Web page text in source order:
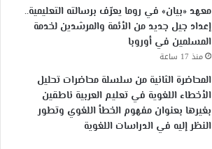
معهد «بيان» في روما يعرّف برسالته التعليمية..
إعداد جيل جديد من الأئمة والمرشدين لخدمة
المسلمين في أوروبا
منذ 17 ساعة
المحاضرة الثانية من سلسلة محاضرات تحليل
الأخطاء اللغوية في تعليم العربية ناطقين
بغيرها بعنوان مفهوم الخطأ اللغوي وتطور
النظر إليه في الدراسات اللغوية